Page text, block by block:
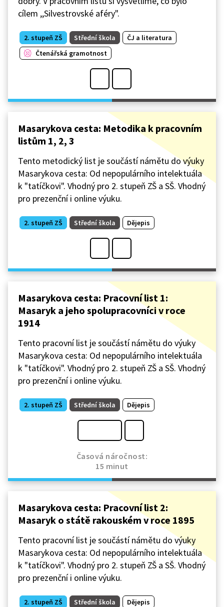
cílem ,,Silvestrovské aféry".
2. stupeň ZŠ Střední škola
ČJ a literatura
Čtenářská gramotnost
Masarykova cesta: Metodika k pracovním
listům 1, 2, 3
Tento metodický list je součástí námětu do výuky
Masarykova cesta: Od nepopulárního intelektuála
k "tatíčkovi". Vhodný pro 2. stupeň ZŠ a SŠ. Vhodný
pro prezenční i online výuku.
2. stupeň ZŠ Střední škola Dějepis
Masarykova cesta: Pracovní list 1:
Masaryk a jeho spolupracovníci v roce
1914
Tento pracovní list je součástí námětu do výuky
Masarykova cesta: Od nepopulárního intelektuála
k "tatíčkovi". Vhodný pro 2. stupeň ZŠ a SŠ. Vhodný
pro prezenční i online výuku.
2. stupeň ZŠ Střední škola Dějepis
Časová náročnost:
15 minut
Masarykova cesta: Pracovní list 2:
Masaryk o státě rakouském v roce 1895
Tento pracovní list je součástí námětu do výuky
Masarykova cesta: Od nepopulárního intelektuála
k "tatíčkovi". Vhodný pro 2. stupeň ZŠ a SŠ. Vhodný
pro prezenční i online výuku.
2. stupeň ZŠ Střední škola Dějepis